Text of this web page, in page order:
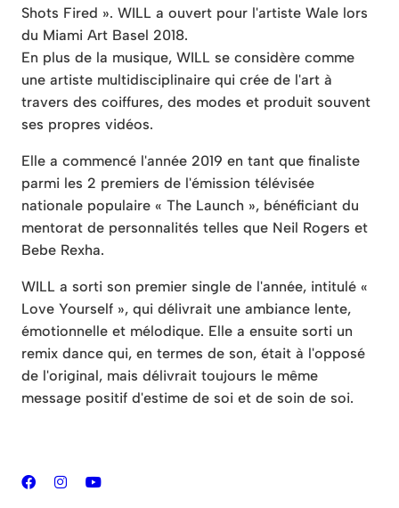
Shots Fired ». WILL a ouvert pour l'artiste Wale lors
du Miami Art Basel 2018.
En plus de la musique, WILL se considère comme
une artiste multidisciplinaire qui crée de l'art à
travers des coiffures, des modes et produit souvent
ses propres vidéos.
Elle a commencé l'année 2019 en tant que finaliste
parmi les 2 premiers de l'émission télévisée
nationale populaire « The Launch », bénéficiant du
mentorat de personnalités telles que Neil Rogers et
Bebe Rexha.
WILL a sorti son premier single de l'année, intitulé «
Love Yourself », qui délivrait une ambiance lente,
émotionnelle et mélodique. Elle a ensuite sorti un
remix dance qui, en termes de son, était à l'opposé
de l'original, mais délivrait toujours le même
message positif d'estime de soi et de soin de soi.